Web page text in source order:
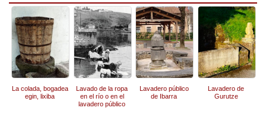
La colada, bogadea
egin, lixiba
Lavado de la ropa
en el río o en el
lavadero público
Lavadero público
de Ibarra
Lavadero de
Gurutze